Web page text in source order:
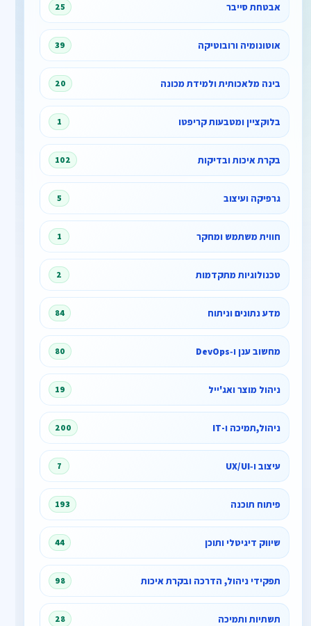
אבטחת סייבר 25
אוטונומיה ורובוטיקה 39
בינה מלאכותית ולמידת מכונה 20
בלוקציין ומטבעות קריפטו 1
בקרת איכות ובדיקות 102
גרפיקה ועיצוב 5
חווית משתמש ומחקר 1
טכנולוגיות מתקדמות 2
מדע נתונים וניתוח 84
מחשוב ענן ו‑DevOps 80
ניהול מוצר ואג'ייל 19
ניהול,תמיכה ו-IT 200
עיצוב ו‑UX/UI 7
פיתוח תוכנה 193
שיווק דיגיטלי ותוכן 44
תפקידי ניהול, הדרכה ובקרת איכות 98
תשתיות ותמיכה 28